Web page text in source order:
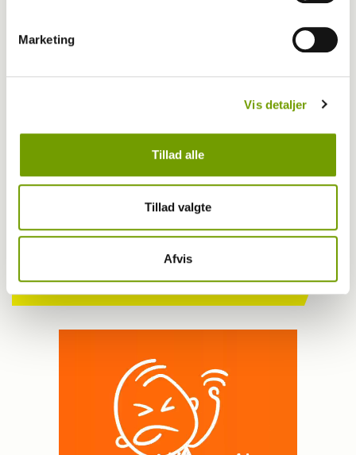
Marketing
Vis detaljer
Tillad alle
Tillad valgte
Afvis
Janni Ree kastede stjerneglans over